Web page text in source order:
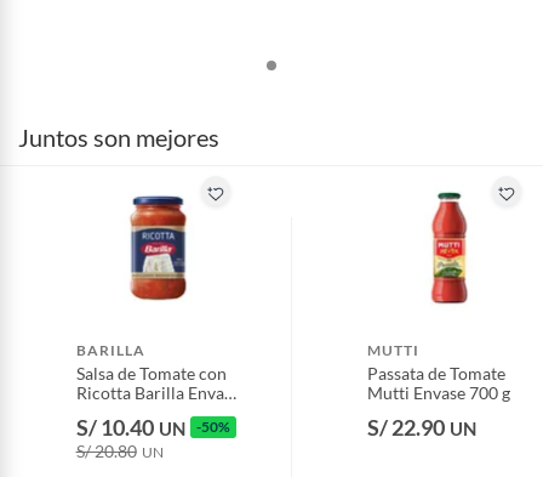
Juntos son mejores
BARILLA
Salsa de Tomate con
Ricotta Barilla Envase
S/ 10.40 UN -50%
S/ 20.80 UN
MUTTI
Passata de Tomate
Mutti Envase 700 g
S/ 22.90 UN